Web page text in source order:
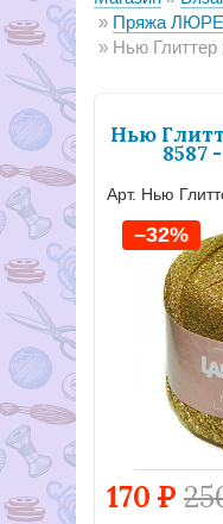
Пряжа
Нью Глиттер
Нью
8587
Арт. Нью
170 Р
–32%